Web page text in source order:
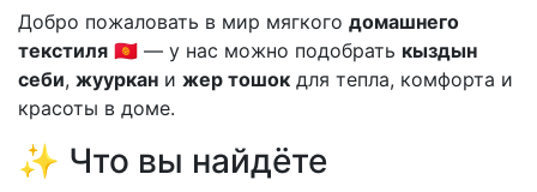
Добро пожаловать в мир мягкого домашнего
текстиля 🇰🇬 — у нас можно подобрать кыздын
себи, жууркан и жер тошок для тепла, комфорта и
красоты в доме.
✨ Что вы найдёте